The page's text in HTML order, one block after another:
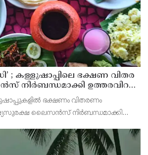
; ക​ള്ളു​ഷാ​പ്പി​ലെ ഭ​ക്ഷ​ണ വി​ത​ര​
നി​ർ​ബ​ന്ധ​മാ​ക്കി ഉ​ത്ത​ര​വി​റ​
ഭക്ഷണം വിതരണം
ലൈസൻസ് നിർബന്ധമാക്കി
ലൈസൻസില്ലാതെ ഭക്ഷണം വിതരണം